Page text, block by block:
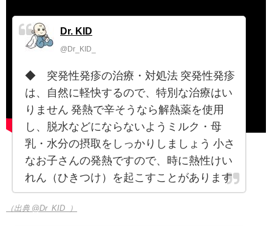
Dr. KID
@Dr_KID_
◆ 突発性発疹の治療・対処法 突発性発疹
は、自然に軽快するので、特別な治療はい
りません 発熱で辛そうなら解熱薬を使用
し、脱水などにならないようミルク・母
乳・水分の摂取をしっかりしましょう 小さ
なお子さんの発熱ですので、時に熱性けい
れん（ひきつけ）を起こすことがあります
（出典 @Dr_KID_）